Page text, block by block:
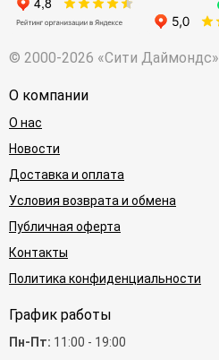
© 2000-2026 «Сити Даймондс»
О компании
О нас
Новости
Доставка и оплата
Условия возврата и обмена
Публичная оферта
Контакты
Политика конфиденциальности
График работы
Пн-Пт: 11:00 - 19:00